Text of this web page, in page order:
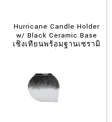
Hurricane Candle Holder
w/ Black Ceramic Base
เชิงเทียนพร้อมฐานเซรามิ